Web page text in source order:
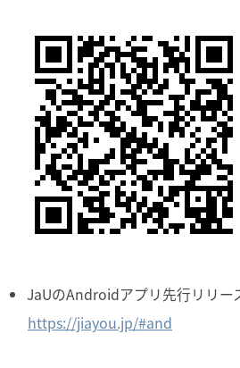
JaUのAndroidアプリ先行リリー
https://jiayou.jp/#and